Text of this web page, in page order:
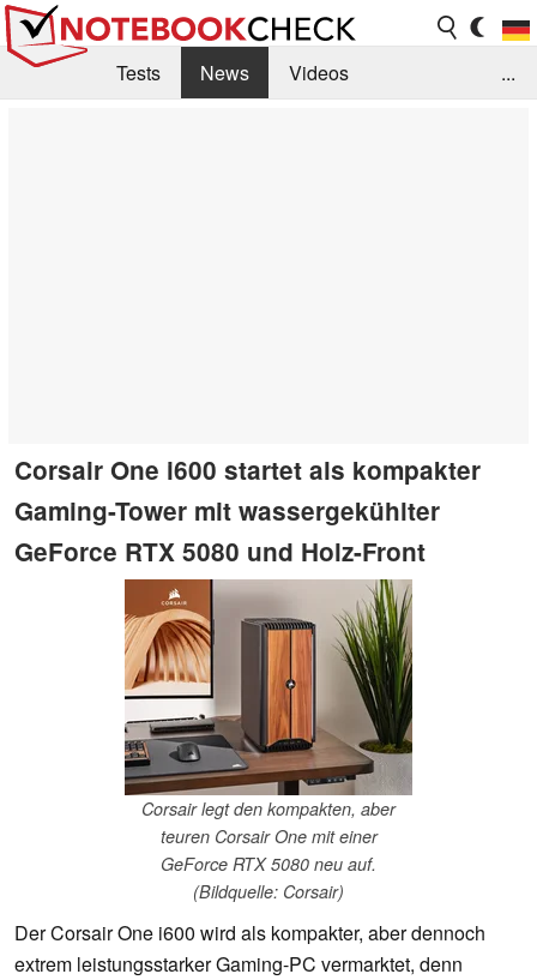
Tests News
Videos
...
Corsair One i600 startet als kompakter
Gaming-Tower mit wassergekühlter
GeForce RTX 5080 und Holz-Front
Corsair legt den kompakten, aber
teuren Corsair One mit einer
GeForce RTX 5080 neu auf.
(Bildquelle: Corsair)
Der Corsair One i600 wird als kompakter, aber dennoch
extrem leistungsstarker Gaming-PC vermarktet, denn